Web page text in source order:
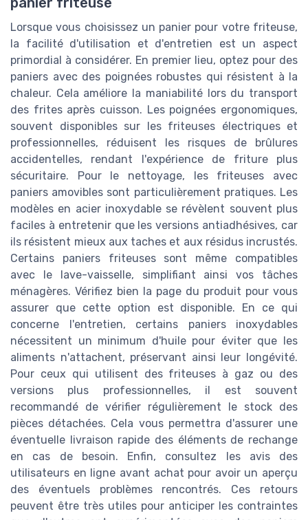
Lorsque vous choisissez un panier pour votre friteuse,
la facilité d'utilisation et d'entretien est un aspect
primordial à considérer. En premier lieu, optez pour des
paniers avec des poignées robustes qui résistent à la
chaleur. Cela améliore la maniabilité lors du transport
des frites après cuisson. Les poignées ergonomiques,
souvent disponibles sur les friteuses électriques et
professionnelles, réduisent les risques de brûlures
accidentelles, rendant l'expérience de friture plus
sécuritaire. Pour le nettoyage, les friteuses avec
paniers amovibles sont particulièrement pratiques. Les
modèles en acier inoxydable se révèlent souvent plus
faciles à entretenir que les versions antiadhésives, car
ils résistent mieux aux taches et aux résidus incrustés.
Certains paniers friteuses sont même compatibles
avec le lave-vaisselle, simplifiant ainsi vos tâches
ménagères. Vérifiez bien la page du produit pour vous
assurer que cette option est disponible. En ce qui
concerne l'entretien, certains paniers inoxydables
nécessitent un minimum d'huile pour éviter que les
aliments n'attachent, préservant ainsi leur longévité.
Pour ceux qui utilisent des friteuses à gaz ou des
versions plus professionnelles, il est souvent
recommandé de vérifier régulièrement le stock des
pièces détachées. Cela vous permettra d'assurer une
éventuelle livraison rapide des éléments de rechange
en cas de besoin. Enfin, consultez les avis des
utilisateurs en ligne avant achat pour avoir un aperçu
des éventuels problèmes rencontrés. Ces retours
peuvent être très utiles pour anticiper les contraintes